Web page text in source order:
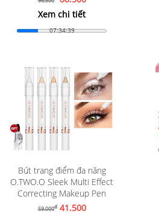
Xem chi tiết
07:34:37
Bút trang điểm đa năng
O.TWO.O Sleek Multi Effect
Correcting Makeup Pen
59.000đ41.500